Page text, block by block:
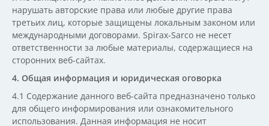
нарушать авторские права или любые другие права
третьих лиц, которые защищены локальным законом или
международными договорами. Spirax-Sarco не несет
ответственности за любые материалы, содержащиеся на
сторонних веб-сайтах.
4. Общая информация и юридическая оговорка
4.1 Содержание данного веб-сайта предназначено только
для общего информирования или ознакомительного
использования. Данная информация не носит